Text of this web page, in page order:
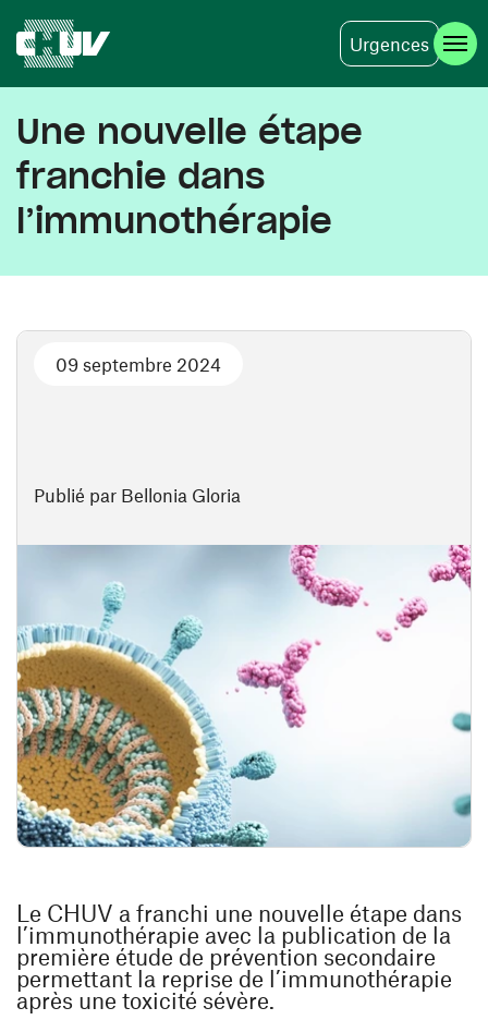
Urgences
Une nouvelle étape
franchie dans
l’immunothérapie
Publié par Bellonia Gloria
09 septembre 2024
Le CHUV a franchi une nouvelle étape dans
l’immunothérapie avec la publication de la
première étude de prévention secondaire
permettant la reprise de l’immunothérapie
après une toxicité sévère.